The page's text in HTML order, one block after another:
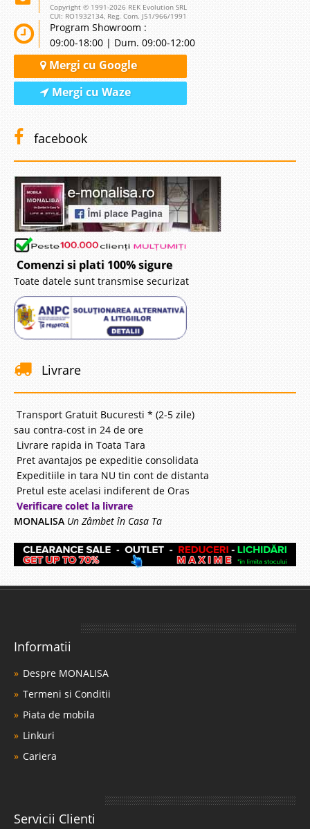
Copyright © 1991-2026 REK Evolution SRL
CUI: RO1932134, Reg. Com. J51/966/1991
Program Showroom :
09:00-18:00 | Dum. 09:00-12:00
Mergi cu Google
Mergi cu Waze
facebook
Comenzi si plati 100% sigure
Toate datele sunt transmise securizat
Livrare
Transport Gratuit Bucuresti * (2-5 zile)
sau contra-cost in 24 de ore
Livrare rapida in Toata Tara
Pret avantajos pe expeditie consolidata
Expeditiile in tara NU tin cont de distanta
Pretul este acelasi indiferent de Oras
Verificare colet la livrare
MONALISA Un Zâmbet în Casa Ta
Informatii
Despre MONALISA
Termeni si Conditii
Piata de mobila
Linkuri
Cariera
Servicii Clienti